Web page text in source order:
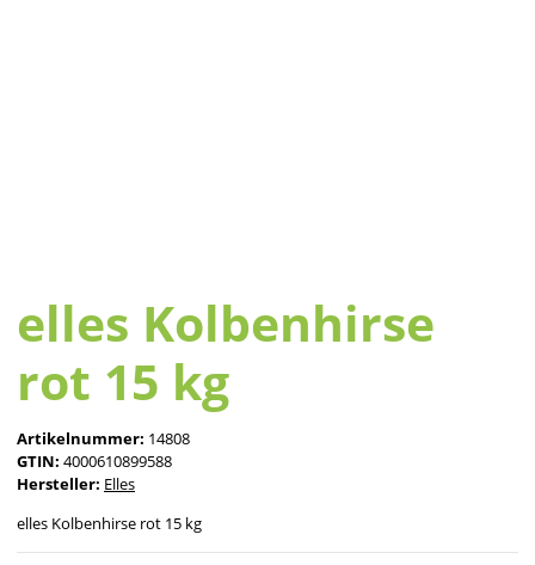
elles Kolbenhirse
rot 15 kg
Artikelnummer: 14808
GTIN: 4000610899588
Hersteller: Elles
elles Kolbenhirse rot 15 kg